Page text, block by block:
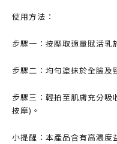
使用方法：
步驟一：按壓取適量賦活乳
步驟二：均勻塗抹於全臉及
步驟三：輕拍至肌膚充分
按摩)。
小提醒：本產品含有高濃度